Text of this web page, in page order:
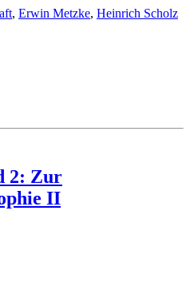
, Erwin Metzke, Heinrich Scholz
2: Zur
II